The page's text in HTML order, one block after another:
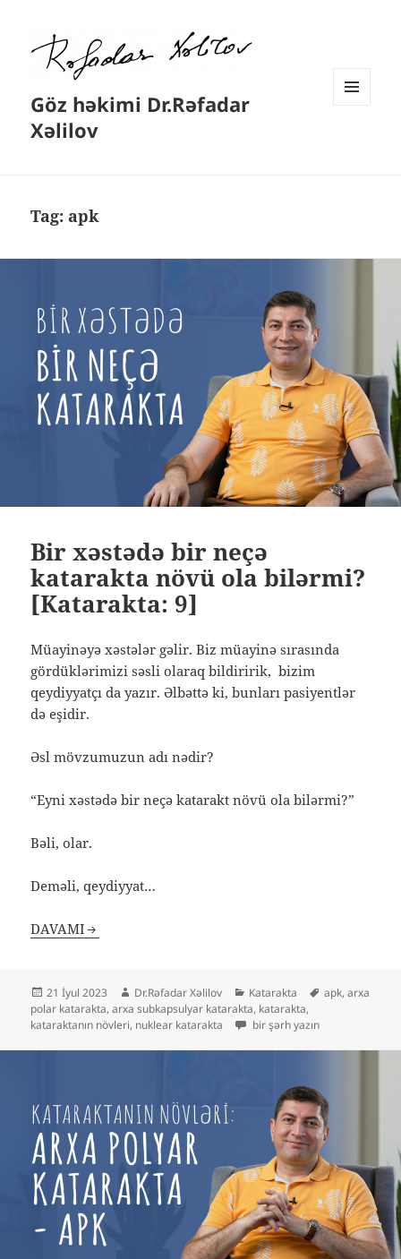
Göz həkimi Dr.Rəfadar
Xəlilov
Tag: apk
Bir xəstədə bir neçə
katarakta növü ola bilərmi?
[Katarakta: 9]
Müayinəyə xəstələr gəlir. Biz müayinə sırasında
gördüklərimizi səsli olaraq bildiririk, bizim
qeydiyyatçı da yazır. Əlbəttə ki, bunları pasiyentlər
də eşidir.
Əsl mövzumuzun adı nədir?
“Eyni xəstədə bir neçə katarakt növü ola bilərmi?”
Bəli, olar.
Deməli, qeydiyyat…
DAVAMI
Yayım
tarixi
21 İyul 2023 Müəllif
Dr.Rəfadar Xəlilov Kateqoriyalar
Katarakta Etiketlər
apk,arxa
polar katarakta,arxa subkapsulyar katarakta, katarakta,
kataraktanın növleri, nuklear katarakta Bir xəstədə bir neçə
bir şərh yazın